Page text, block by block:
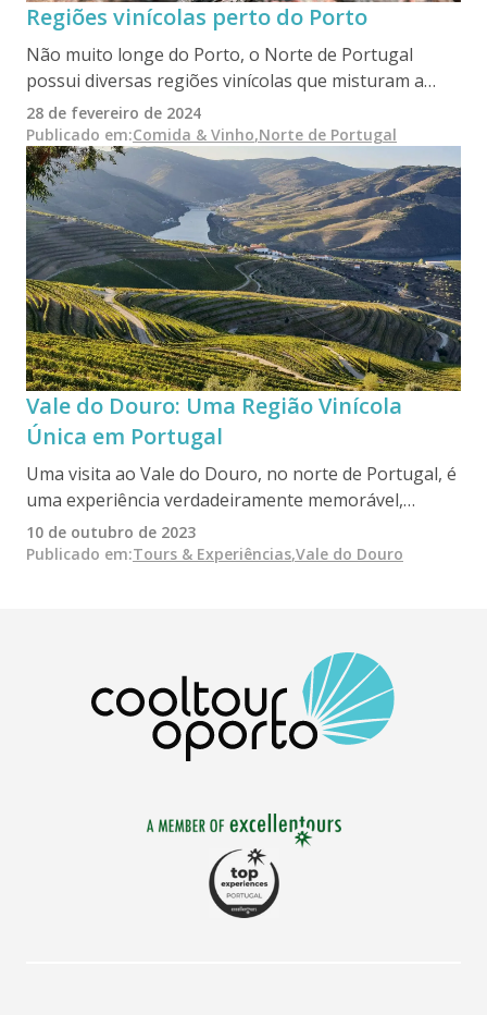
Regiões vinícolas perto do Porto
Não muito longe do Porto, o Norte de Portugal
possui diversas regiões vinícolas que misturam a
tradição com sabores únicos. Desde os socalcos do
Vale do Douro, berço do vinho do Porto, ao terreno
acidentado do Dão com tintos elegantes, aos vinhos
espumantes Baga da Bairrada influenciados pelo
Atlântico, às delícias crocantes do Vinho Verde do
noroeste, estas regiões oferecem uma viagem
surpreendente pela história, cultura e sabor
inigualável.
28 de fevereiro de 2024
Publicado em:Comida & Vinho,Norte de Portugal
Vale do Douro: Uma Região Vinícola
Única em Portugal
Uma visita ao Vale do Douro, no norte de Portugal, é
uma experiência verdadeiramente memorável,
mesmo que não seja um especialista em vinhos. O
Vale do Douro é um local que merece ser recordado,
10 de outubro de 2023
Publicado em:Tours & Experiências,Vale do Douro